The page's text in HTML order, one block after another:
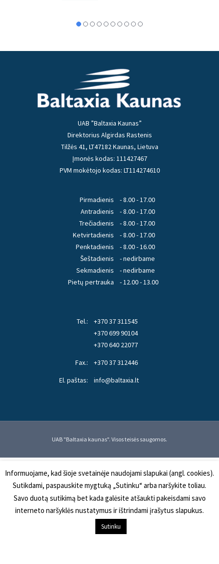
UAB ”Baltaxia Kaunas”
Direktorius Algirdas Rastenis
Tilžės 41, LT47182 Kaunas, Lietuva
Įmonės kodas: 111427467
PVM mokėtojo kodas: LT114274610
Pirmadienis
Antradienis
Trečiadienis
Ketvirtadienis
Penktadienis
Šeštadienis
Sekmadienis
Pietų pertrauka
- 8.00 - 17.00
- 8.00 - 17.00
- 8.00 - 17.00
- 8.00 - 17.00
- 8.00 - 16.00
- nedirbame
- nedirbame
- 12.00 - 13.00
Tel.:
+370 37 311545
+370 699 90104
+370 640 22077
Fax.:
+370 37 312446
El. paštas:
info@baltaxia.lt
UAB "Baltaxia kaunas". Visos teisės saugomos.
Informuojame, kad šioje svetainėje naudojami slapukai (angl. cookies).
Sutikdami, paspauskite mygtuką „Sutinku“ arba naršykite toliau.
Savo duotą sutikimą bet kada galėsite atšaukti pakeisdami savo
interneto naršyklės nustatymus ir ištrindami įrašytus slapukus.
Sutinku